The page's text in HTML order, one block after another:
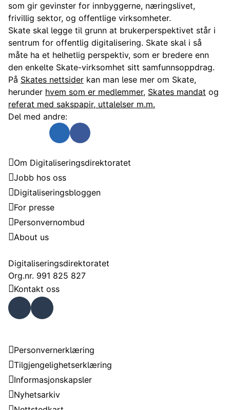
som gir gevinster for innbyggerne, næringslivet,
frivillig sektor, og offentlige virksomheter.
Skate skal legge til grunn at brukerperspektivet står i
sentrum for offentlig digitalisering. Skate skal i så
måte ha et helhetlig perspektiv, som er bredere enn
den enkelte Skate-virksomhet sitt samfunnsoppdrag.
På Skates nettsider kan man lese mer om Skate,
herunder hvem som er medlemmer, Skates mandat og
referat med sakspapir, uttalelser m.m.
Del med andre:
Send som e-post
Del på TwitterDel på Linkedin
Del på Facebook
Om Digitaliseringsdirektoratet
Jobb hos oss
Digitaliseringsbloggen
For presse
Personvernombud
About us
Digitaliseringsdirektoratet
Org.nr. 991 825 827
Kontakt oss
Faceb
Personvernerklæring
Tilgjengelighetserklæring
Informasjonskapsler
Nyhetsarkiv